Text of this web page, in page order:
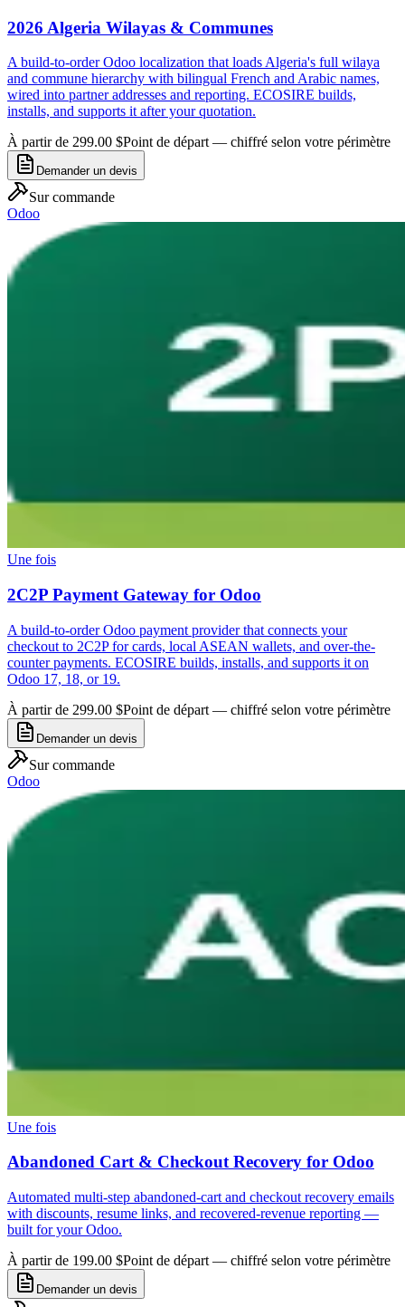
2026 Algeria Wilayas & Communes
A build-to-order Odoo localization that loads Algeria's full wilaya
and commune hierarchy with bilingual French and Arabic names,
wired into partner addresses and reporting. ECOSIRE builds,
installs, and supports it after your quotation.
À partir de 299.00 $Point de départ — chiffré selon votre périmètre
Demander un devis
Sur commande
Odoo
Une fois
2C2P Payment Gateway for Odoo
A build-to-order Odoo payment provider that connects your
checkout to 2C2P for cards, local ASEAN wallets, and over-the-
counter payments. ECOSIRE builds, installs, and supports it on
Odoo 17, 18, or 19.
À partir de 299.00 $Point de départ — chiffré selon votre périmètre
Demander un devis
Sur commande
Odoo
Une fois
Abandoned Cart & Checkout Recovery for Odoo
Automated multi-step abandoned-cart and checkout recovery emails
with discounts, resume links, and recovered-revenue reporting —
built for your Odoo.
À partir de 199.00 $Point de départ — chiffré selon votre périmètre
Demander un devis